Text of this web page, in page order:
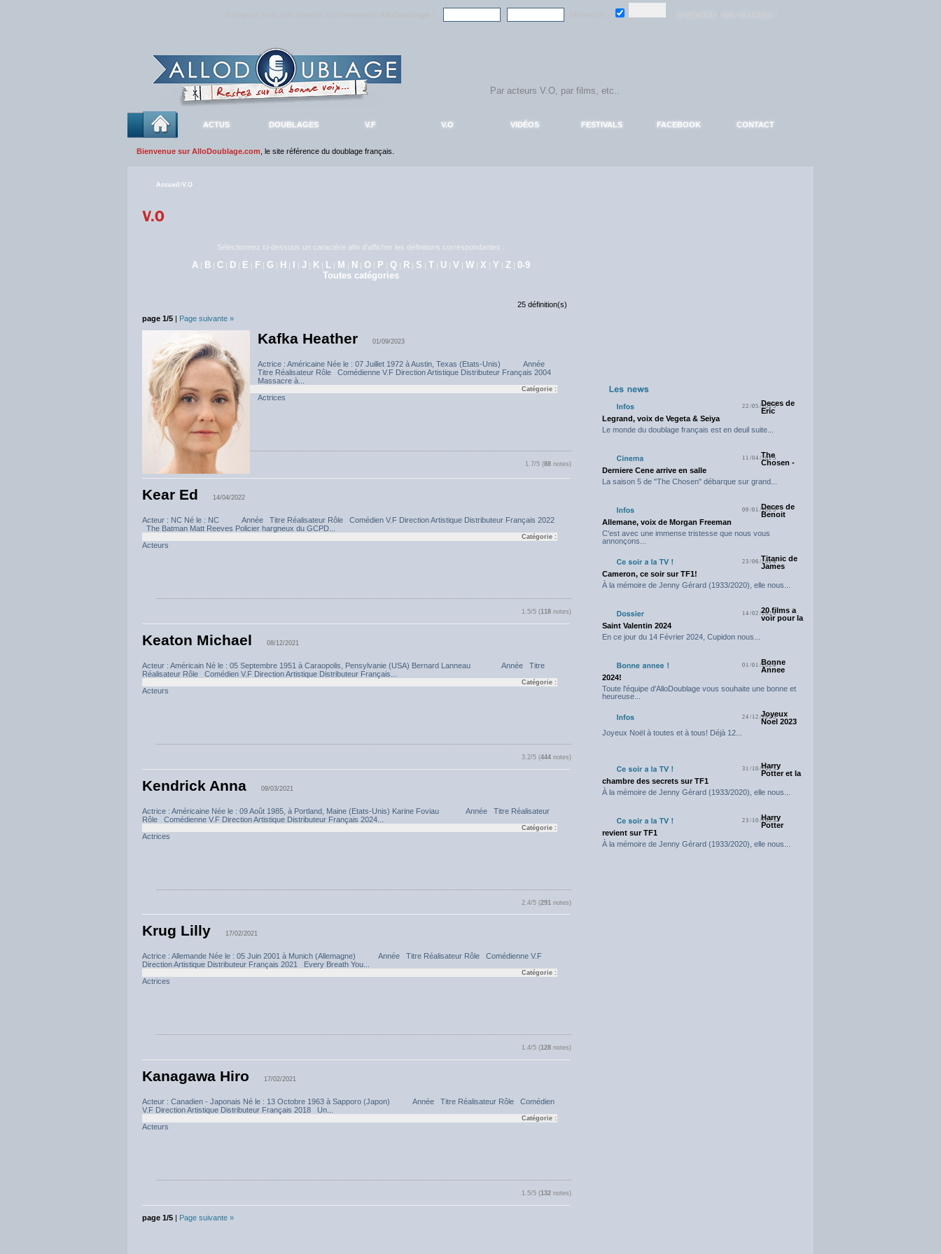
ACTUS DOUBLAGES V.F V.O VIDÉOS FESTIVALS FACEBOOK CONTACT
Bienvenue sur AlloDoublage.com , le site référence du doublage français.
Accueil /V.O
Sélectionnez ci-dessous un caractère afin d'afficher les définitions correspondantes :
A | B | C | D | E | F | G | H | I |J | K | L | M | N | O | P | Q | R | S | T | U | V |W | X | Y | Z |0-9
Toutes catégories
25 définition(s)
page 1/5 | Page suivante »
Kafka Heather 01/09/2023
Actrice : Américaine Née le : 07 Juillet 1972 à Austin, Texas (Etats-Unis) Année
Titre Réalisateur Rôle Comédienne V.F Direction Artistique Distributeur Français 2004
Massacre à...
Catégorie :
Actrices
1.7/5 (88notes)
Kear Ed 14/04/2022
Acteur : NC Né le : NC Année Titre Réalisateur Rôle Comédien V.F Direction Artistique Distributeur Français 2022
The Batman Matt Reeves Policier hargneux du GCPD...
Catégorie :
Acteurs
1.5/5 (118notes)
Keaton Michael 08/12/2021
Acteur : Américain Né le : 05 Septembre 1951 à Caraopolis, Pensylvanie (USA) Bernard Lanneau Année Titre
Réalisateur Rôle Comédien V.F Direction Artistique Distributeur Français...
Catégorie :
Acteurs
3.2/5 (444notes)
Kendrick Anna 09/03/2021
Actrice : Américaine Née le : 09 Août 1985, à Portland, Maine (Etats-Unis) Karine Foviau Année Titre Réalisateur
Rôle Comédienne V.F Direction Artistique Distributeur Français 2024...
Catégorie :
Actrices
2.4/5 (291 notes)
Krug Lilly 17/02/2021
Actrice : Allemande Née le : 05 Juin 2001 à Munich (Allemagne) Année Titre Réalisateur Rôle Comédienne V.F
Direction Artistique Distributeur Français 2021 Every Breath You...
Catégorie :
Actrices
1.4/5 (128notes)
Kanagawa Hiro 17/02/2021
Acteur : Canadien - Japonais Né le : 13 Octobre 1963 à Sapporo (Japon) Année Titre Réalisateur Rôle Comédien
V.F Direction Artistique Distributeur Français 2018 Un...
Catégorie :
Acteurs
1.5/5 (132notes)
page 1/5 | Page suivante »
22/05/2025Deces de
Eric
Legrand, voix de Vegeta & Seiya
Le monde du doublage français est en deuil suite...
11/04/2025
The
Chosen -
Derniere Cene arrive en salle
La saison 5 de "The Chosen" débarque sur grand...
09/01/2025Deces de
Benoit
Allemane, voix de Morgan Freeman
C'est avec une immense tristesse que nous vous
annonçons...
23/06/2024Titanic de
James
Cameron, ce soir sur TF1!
À la mémoire de Jenny Gérard (1933/2020), elle nous...
14/02/202420 films a
voir pour la
Saint Valentin 2024
En ce jour du 14 Février 2024, Cupidon nous...
01/01/2024
Bonne
Annee
2024!
Toute l'équipe d'AlloDoublage vous souhaite une bonne et
heureuse...
24/12/2023
Joyeux
Noel 2023
Joyeux Noël à toutes et à tous! Déjà 12...
31/10/2023
Harry
Potter et la
chambre des secrets sur TF1
À la mémoire de Jenny Gérard (1933/2020), elle nous...
23/10/2023
Harry
Potter
revient sur TF1
À la mémoire de Jenny Gérard (1933/2020), elle nous...